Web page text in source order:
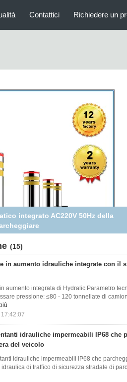
Contattici Richiedere un
in aumento automatiche con
fabbrica
(15)
in aumento idrauliche integrate con il
aumento integrata di Hydralic Parametro
pressione: ≤80 - 120 tonnellate di
idrauliche impermeabili IP68 che
del veicolo
idrauliche impermeabili IP68 che
di traffico di sicurezza stradale di